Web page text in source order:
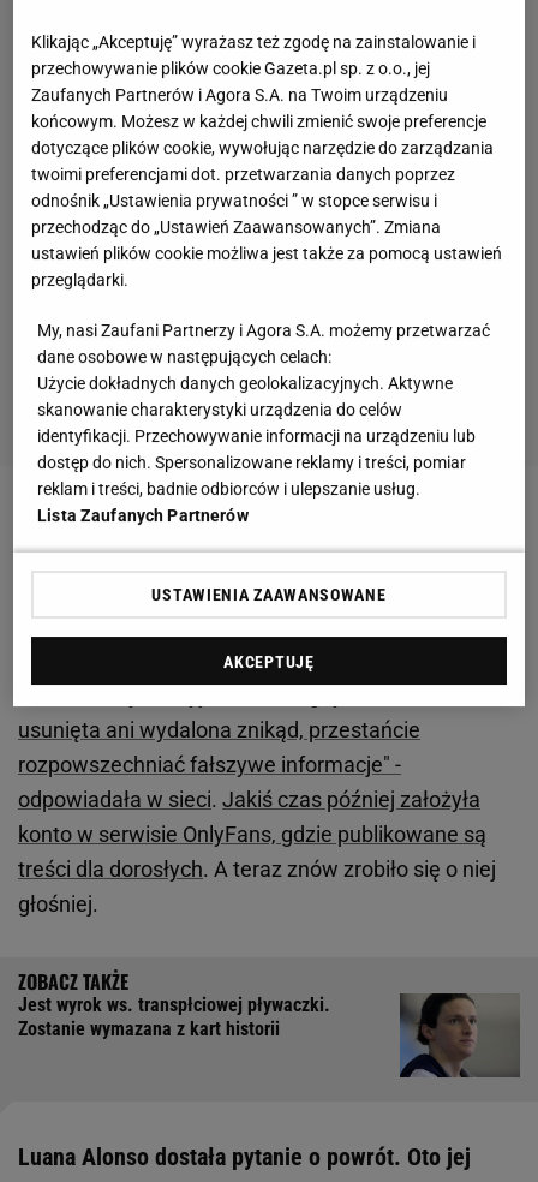
Zobacz wideoKosecki mocno o Manchesterze
United: To jest chyba przeklęty klub
To doprowadziło do wydalenia jej z wioski
olimpijskiej przez paragwajski komitet olimpijski.
usunięta ani wydalona znikąd, przestańcie
rozpowszechniać fałszywe informacje" -
odpowiadała w sieci. Jakiś czas później założyła
konto w serwisie OnlyFans, gdzie publikowane są
treści dla dorosłych. A teraz znów zrobiło się o niej
głośniej.
Jest wyrok ws. transpłciowej pływaczki.
Zostanie wymazana z kart historii
Luana Alonso dostała pytanie o powrót. Oto jej
Klikając „Akceptuję” wyrażasz też zgodę na zainstalowanie i
przechowywanie plików cookie Gazeta.pl sp. z o.o., jej
Zaufanych Partnerów i Agora S.A. na Twoim urządzeniu
końcowym. Możesz w każdej chwili zmienić swoje preferencje
dotyczące plików cookie, wywołując narzędzie do zarządzania
twoimi preferencjami dot. przetwarzania danych poprzez
odnośnik „Ustawienia prywatności ” w stopce serwisu i
przechodząc do „Ustawień Zaawansowanych”. Zmiana
ustawień plików cookie możliwa jest także za pomocą ustawień
przeglądarki.
My, nasi Zaufani Partnerzy i Agora S.A. możemy przetwarzać
dane osobowe w następujących celach:
Użycie dokładnych danych geolokalizacyjnych. Aktywne
skanowanie charakterystyki urządzenia do celów
identyfikacji. Przechowywanie informacji na urządzeniu lub
dostęp do nich. Spersonalizowane reklamy i treści, pomiar
reklam i treści, badnie odbiorców i ulepszanie usług.
Lista Zaufanych Partnerów
USTAWIENIA ZAAWANSOWANE
AKCEPTUJĘ